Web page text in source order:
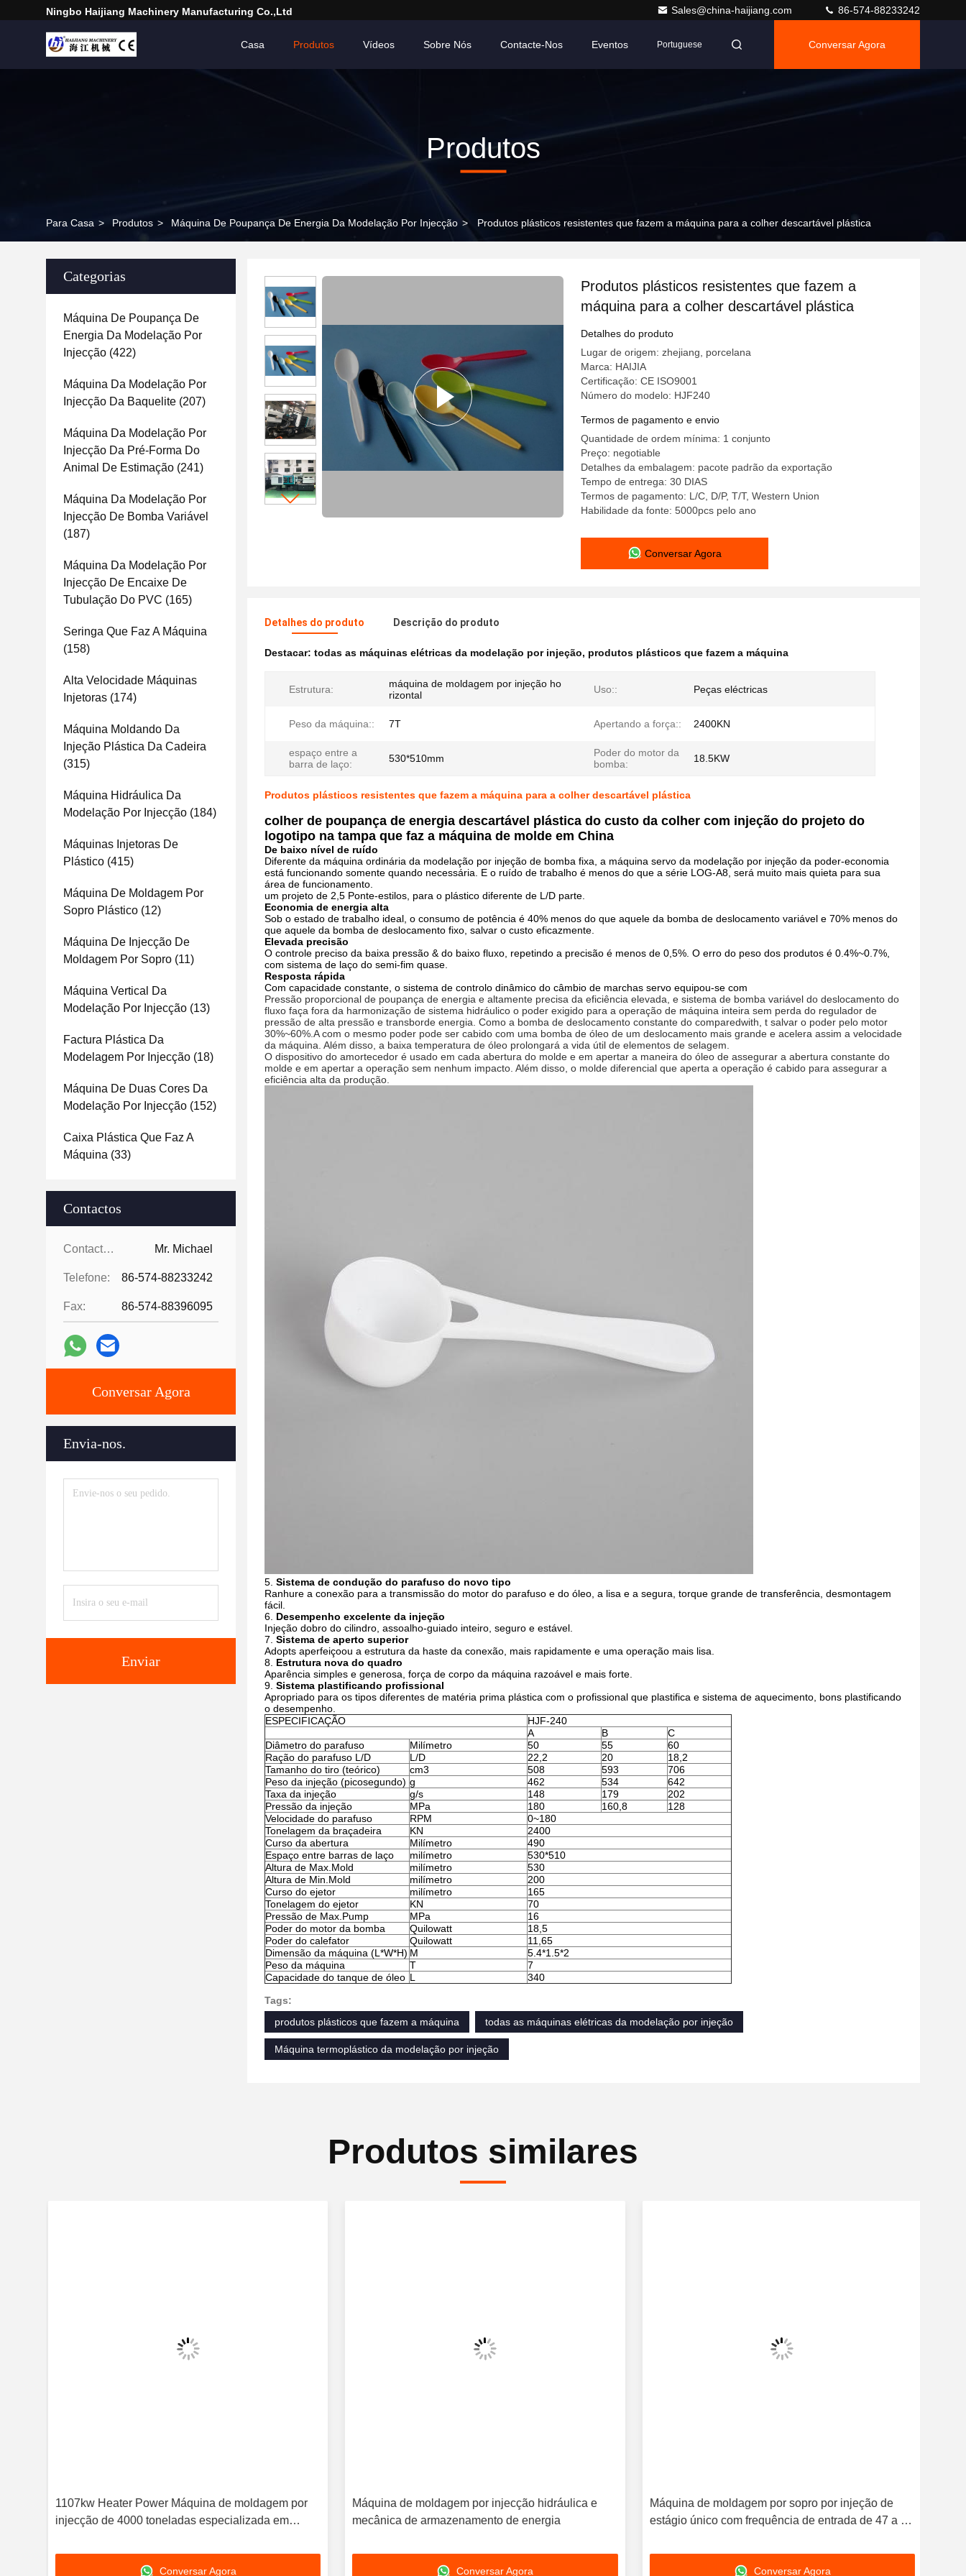
Ningbo Haijiang Machinery Manufacturing Co.,Ltd Sales@china-haijiang.com 86-574-88233242
Casa Produtos Vídeos Sobre Nós Contacte-Nos Eventos Portuguese Conversar Agora
Produtos
Para Casa > Produtos > Máquina De Poupança De Energia Da Modelação Por Injecção > Produtos plásticos resistentes que fazem a máquina para a colher descartável plástica
Categorias
Máquina De Poupança De
Energia Da Modelação Por
Injecção (422)
Máquina Da Modelação Por
Injecção Da Baquelite (207)
Máquina Da Modelação Por
Injecção Da Pré-Forma Do
Animal De Estimação (241)
Máquina Da Modelação Por
Injecção De Bomba Variável
(187)
Máquina Da Modelação Por
Injecção De Encaixe De
Tubulação Do PVC (165)
Seringa Que Faz A Máquina
(158)
Alta Velocidade Máquinas
Injetoras (174)
Máquina Moldando Da
Injeção Plástica Da Cadeira
(315)
Máquina Hidráulica Da
Modelação Por Injecção (184)
Máquinas Injetoras De
Plástico (415)
Máquina De Moldagem Por
Sopro Plástico (12)
Máquina De Injecção De
Moldagem Por Sopro (11)
Máquina Vertical Da
Modelação Por Injecção (13)
Factura Plástica Da
Modelagem Por Injecção (18)
Máquina De Duas Cores Da
Modelação Por Injecção (152)
Caixa Plástica Que Faz A
Máquina (33)
Contactos
Contactos: Mr. Michael
Telefone: 86-574-88233242
Fax: 86-574-88396095
Conversar Agora
Envia-nos.
Enviar
Produtos plásticos resistentes que fazem a
máquina para a colher descartável plástica
Detalhes do produto
Lugar de origem: zhejiang, porcelana
Marca: HAIJIA
Certificação: CE ISO9001
Número do modelo: HJF240
Termos de pagamento e envio
Quantidade de ordem mínima: 1 conjunto
Preço: negotiable
Detalhes da embalagem: pacote padrão da exportação
Tempo de entrega: 30 DIAS
Termos de pagamento: L/C, D/P, T/T, Western Union
Habilidade da fonte: 5000pcs pelo ano
Conversar Agora
Detalhes do produto Descrição do produto
Destacar: todas as máquinas elétricas da modelação por injeção, produtos plásticos que fazem a máquina
Estrutura:
máquina de moldagem por injeção ho
rizontal
Uso:: Peças eléctricas
Peso da máquina:: 7T Apertando a força:: 2400KN
espaço entre a
barra de laço:
530*510mm
Poder do motor da
bomba:
18.5KW
Produtos plásticos resistentes que fazem a máquina para a colher descartável plástica
colher de poupança de energia descartável plástica do custo da colher com injeção do projeto do
logotipo na tampa que faz a máquina de molde em China
De baixo nível de ruído
Diferente da máquina ordinária da modelação por injeção de bomba fixa, a máquina servo da modelação por injeção da poder-economia
está funcionando somente quando necessária. E o ruído de trabalho é menos do que a série LOG-A8, será muito mais quieta para sua
área de funcionamento.
um projeto de 2,5 Ponte-estilos, para o plástico diferente de L/D parte.
Economia de energia alta
Sob o estado de trabalho ideal, o consumo de potência é 40% menos do que aquele da bomba de deslocamento variável e 70% menos do
que aquele da bomba de deslocamento fixo, salvar o custo eficazmente.
Elevada precisão
O controle preciso da baixa pressão & do baixo fluxo, repetindo a precisão é menos de 0,5%. O erro do peso dos produtos é 0.4%~0.7%,
com sistema de laço do semi-fim quase.
Resposta rápida
Com capacidade constante, o sistema de controlo dinâmico do câmbio de marchas servo equipou-se com
Pressão proporcional de poupança de energia e altamente precisa da eficiência elevada, e sistema de bomba variável do deslocamento do
fluxo faça fora da harmonização de sistema hidráulico o poder exigido para a operação de máquina inteira sem perda do regulador de
pressão de alta pressão e transborde energia. Como a bomba de deslocamento constante do comparedwith, t salvar o poder pelo motor
30%~60%.A com o mesmo poder pode ser cabido com uma bomba de óleo de um deslocamento mais grande e acelera assim a velocidade
da máquina. Além disso, a baixa temperatura de óleo prolongará a vida útil de elementos de selagem.
O dispositivo do amortecedor é usado em cada abertura do molde e em apertar a maneira do óleo de assegurar a abertura constante do
molde e em apertar a operação sem nenhum impacto. Além disso, o molde diferencial que aperta a operação é cabido para assegurar a
eficiência alta da produção.
5. Sistema de condução do parafuso do novo tipo
Ranhure a conexão para a transmissão do motor do parafuso e do óleo, a lisa e a segura, torque grande de transferência, desmontagem
fácil.
6. Desempenho excelente da injeção
Injeção dobro do cilindro, assoalho-guiado inteiro, seguro e estável.
7. Sistema de aperto superior
Adopts aperfeiçoou a estrutura da haste da conexão, mais rapidamente e uma operação mais lisa.
8. Estrutura nova do quadro
Aparência simples e generosa, força de corpo da máquina razoável e mais forte.
9. Sistema plastificando profissional
Apropriado para os tipos diferentes de matéria prima plástica com o profissional que plastifica e sistema de aquecimento, bons plastificando
o desempenho.
ESPECIFICAÇÃO
HJF-240
A
B
C
Diâmetro do parafuso
Milímetro 50 55
60
Ração do parafuso L/D
L/D 22,2 20
18,2
Tamanho do tiro (teórico)
cm3 508 593
706
Peso da injeção (picosegundo) g 462 534
642
Taxa da injeção
g/s 148 179
202
Pressão da injeção
MPa 180 160,8
128
Velocidade do parafuso
RPM
0~180
Tonelagem da braçadeira
KN
2400
Curso da abertura
Milímetro
490
Espaço entre barras de laço
milímetro
530*510
Altura de Max.Mold
milímetro
530
Altura de Min.Mold
milímetro
200
Curso do ejetor
milímetro
165
Tonelagem do ejetor
KN
70
Pressão de Max.Pump
MPa
16
Poder do motor da bomba
Quilowatt
18,5
Poder do calefator
Quilowatt
11,65
Dimensão da máquina (L*W*H) M
5.4*1.5*2
Peso da máquina
T
7
Capacidade do tanque de óleo L
340
Tags:
produtos plásticos que fazem a máquina
todas as máquinas elétricas da modelação por injeção
Máquina termoplástico da modelação por injeção
Produtos similares
1107kw Heater Power Máquina de moldagem por
injecção de 4000 toneladas especializada em
produção robustas
Conversar Agora
Máquina de moldagem por injecção hidráulica e
mecânica de armazenamento de energia
Conversar Agora
Máquina de moldagem por sopro por injeção de
estágio único com frequência de entrada de 47 a 63
Conversar Agora